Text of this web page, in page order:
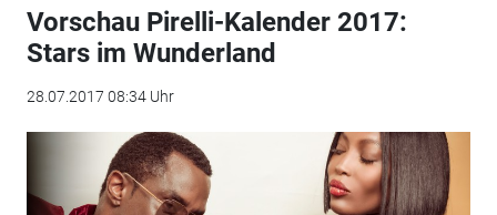
Vorschau Pirelli-Kalender 2017:
Stars im Wunderland
28.07.2017 08:34 Uhr